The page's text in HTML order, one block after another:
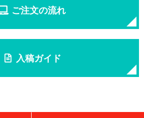
ご注文の流れ
入稿ガイド